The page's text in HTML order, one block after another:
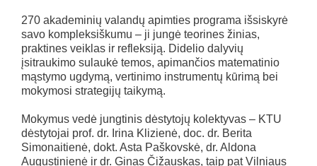
270 akademinių valandų apimties programa išsiskyrė
savo kompleksiškumu – ji jungė teorines žinias,
praktines veiklas ir refleksiją. Didelio dalyvių
įsitraukimo sulaukė temos, apimančios matematinio
mąstymo ugdymą, vertinimo instrumentų kūrimą bei
mokymosi strategijų taikymą.
Mokymus vedė jungtinis dėstytojų kolektyvas – KTU
dėstytojai prof. dr. Irina Klizienė, doc. dr. Berita
Simonaitienė, dokt. Asta Paškovskė, dr. Aldona
Augustinienė ir dr. Ginas Čižauskas, taip pat Vilniaus